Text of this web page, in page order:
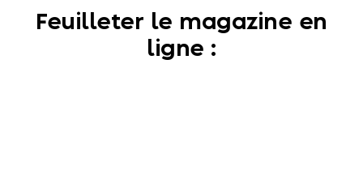
Feuilleter le magazine en
ligne :